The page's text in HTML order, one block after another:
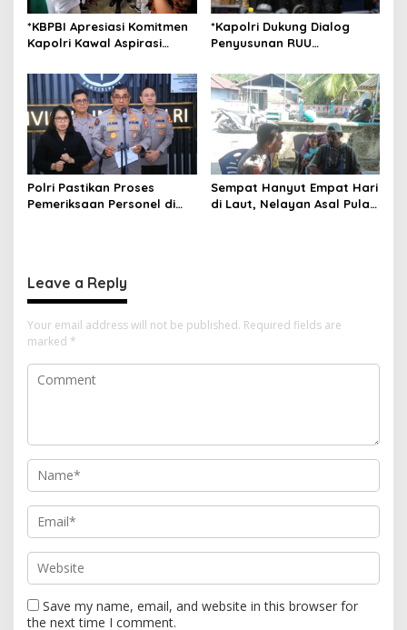
*KBPBI Apresiasi Komitmen
Kapolri Kawal Aspirasi
Ketenagakerjaan*
*Kapolri Dukung Dialog
Penyusunan RUU
Jembatan Aspirasi Buruh*
Polri Pastikan Proses
Pemeriksaan Personel di
Sempat Hanyut Empat Hari
di Laut, Nelayan Asal Pulau
Leave a Reply
Your email address will not be published. Required fields are
marked *
Save my name, email, and website in this browser for
the next time I comment.